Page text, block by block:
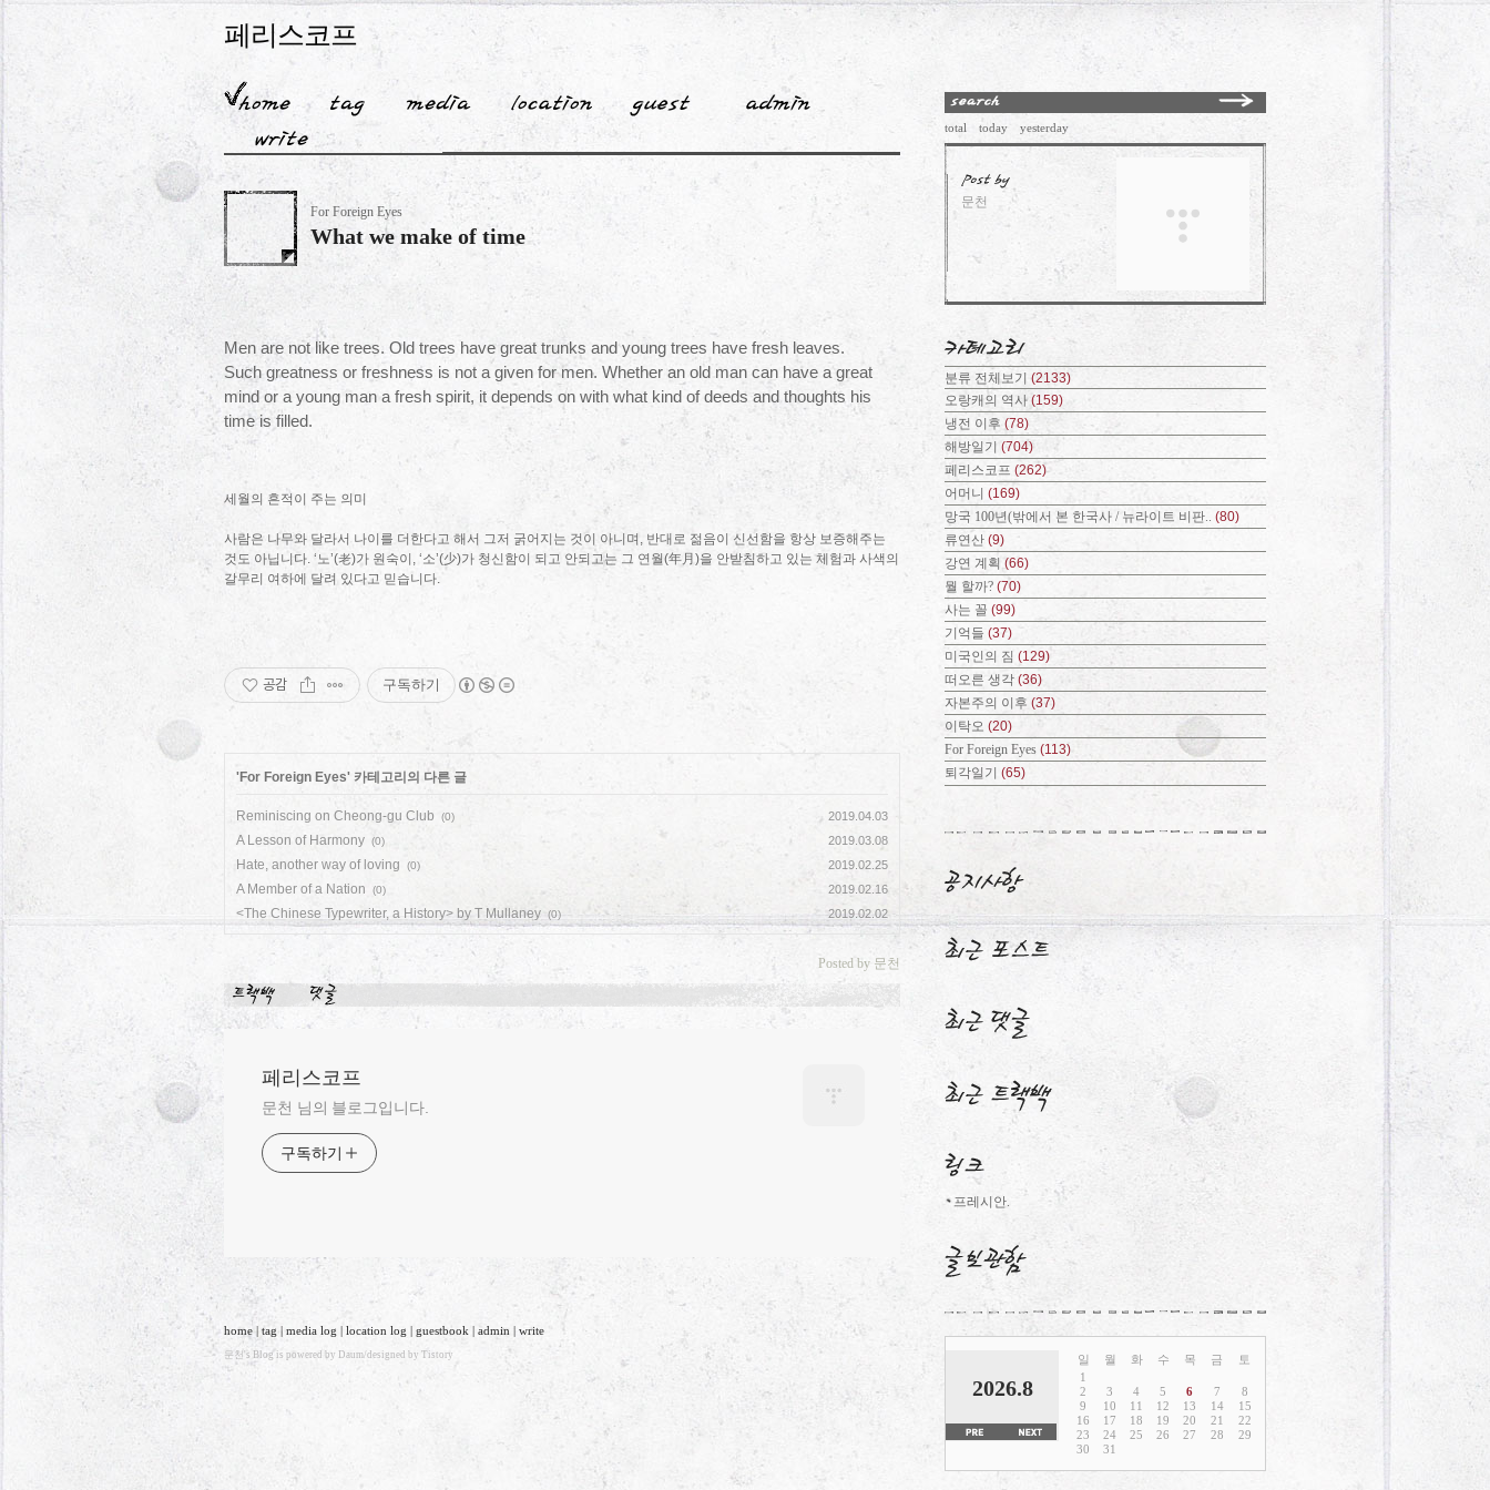
페리스코프
For Foreign Eyes
What we make of time
Men are not like trees. Old trees have great trunks and young trees have fresh leaves.
Such greatness or freshness is not a given for men. Whether an old man can have a great
mind or a young man a fresh spirit, it depends on with what kind of deeds and thoughts his
time is filled.
세월의 흔적이 주는 의미
사람은 나무와 달라서 나이를 더한다고 해서 그저 굵어지는 것이 아니며, 반대로 젊음이 신선함을 항상 보증해주는
것도 아닙니다. ‘노’(老)가 원숙이, ‘소’(少)가 청신함이 되고 안되고는 그 연월(年月)을 안받침하고 있는 체험과 사색의
갈무리 여하에 달려 있다고 믿습니다.
공감 구독하기
'For Foreign Eyes' 카테고리의 다른 글
Reminiscing on Cheong-gu Club (0) 2019.04.03
A Lesson of Harmony (0) 2019.03.08
Hate, another way of loving (0) 2019.02.25
A Member of a Nation (0) 2019.02.16
<The Chinese Typewriter, a History> by T Mullaney (0) 2019.02.02
Posted by 문천
페리스코프
문천 님의 블로그입니다.
구독하기
home | tag | media log | location log | guestbook | admin | write
문천's Blog is powered by Daum/designed by Tistory
total today yesterday
문천
분류 전체보기 (2133)
오랑캐의 역사 (159)
냉전 이후 (78)
해방일기 (704)
페리스코프 (262)
어머니 (169)
망국 100년(밖에서 본 한국사 / 뉴라이트 비판.. (80)
류연산 (9)
강연 계획 (66)
뭘 할까? (70)
사는 꼴 (99)
기억들 (37)
미국인의 짐 (129)
떠오른 생각 (36)
자본주의 이후 (37)
이탁오 (20)
For Foreign Eyes (113)
퇴각일기 (65)
프레시안.
2026.8
일 월 화 수 목 금
토
1
2
3 4 5 6 7
8
9
10 11 12 13 14
15
16
17 18 19 20 21
22
23
24 25 26 27 28
29
30
31